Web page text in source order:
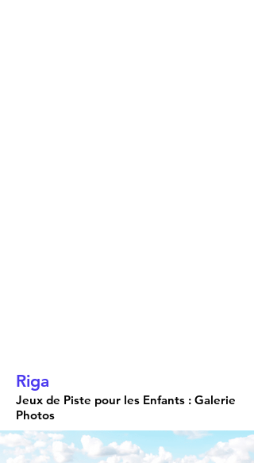
Riga
Jeux de Piste pour les Enfants : Galerie
Photos